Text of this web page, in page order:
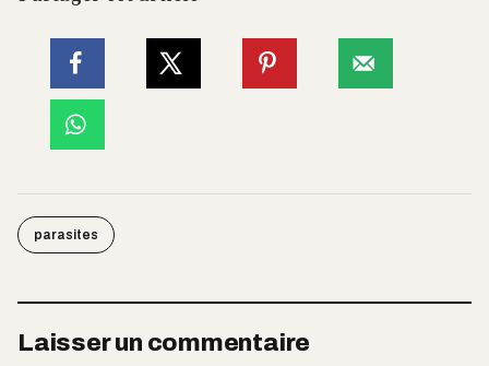
parasites
Laisser un commentaire